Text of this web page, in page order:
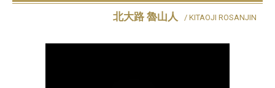
北大路 魯山人 / KITAOJI ROSANJIN